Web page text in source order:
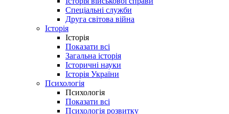
Спеціальні служби
Друга світова війна
Історія
Історія
Показати всі
Загальна історія
Історичні науки
Історія України
Психологія
Психологія
Показати всі
Психологія розвитку